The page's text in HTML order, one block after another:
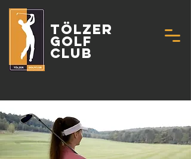
Tölzer
Golf
Club